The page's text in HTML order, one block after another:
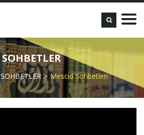
SOHBETLER
SOHBETLER Mescid Sohbetleri